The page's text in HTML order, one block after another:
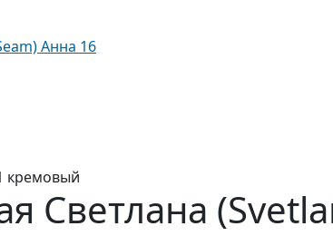
Анна 16
кремовый
Светлана